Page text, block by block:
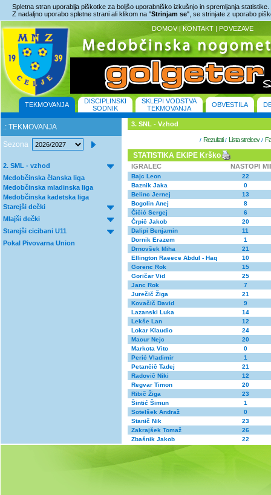
Spletna stran uporablja piškotke za boljšo uporabniško izkušnjo in spremljanja statistike.
Z nadaljno uporabo spletne strani ali klikom na "Strinjam se", se strinjate z uporabo
DOMOV | KONTAKT | POVEZAVE
TEKMOVANJA
DISCIPLINSKI
SODNIK
SKLEPI VODSTVA
TEKMOVANJA
OBVESTILA
.: TEKMOVANJA
Sezona
2. SML - vzhod
Medobčinska članska liga
Medobčinska mladinska liga
Medobčinska kadetska liga
Starejši dečki
Mlajši dečki
Starejši cicibani U11
Pokal Pivovarna Union
3. SNL - Vzhod
/ Rezultati/ Lista strelcev/
STATISTIKA EKIPE Krško
IGRALEC NASTOPI
Bajc Leon
22
Baznik Jaka
0
Belinc Jernej
13
Bogolin Anej
8
Čičić Sergej
6
Črpič Jakob
20
Dalipi Benjamin
11
Dornik Erazem
1
Drnovšek Miha
21
Ellington Raeece Abdul - Haq
10
Gorenc Rok
15
Goričar Vid
25
Janc Rok
7
Jurečič Žiga
21
Kovačič David
9
Lazanski Luka
14
Lekše Lan
12
Lokar Klaudio
24
Macur Nejc
20
Markota Vito
0
Perić Vladimir
1
Petančič Tadej
21
Radovič Niki
12
Regvar Timon
20
Ribič Žiga
23
Šintić Šimun
1
Sotelšek Andraž
0
Stanič Nik
23
Zakrajšek Tomaž
26
Zbašnik Jakob
22